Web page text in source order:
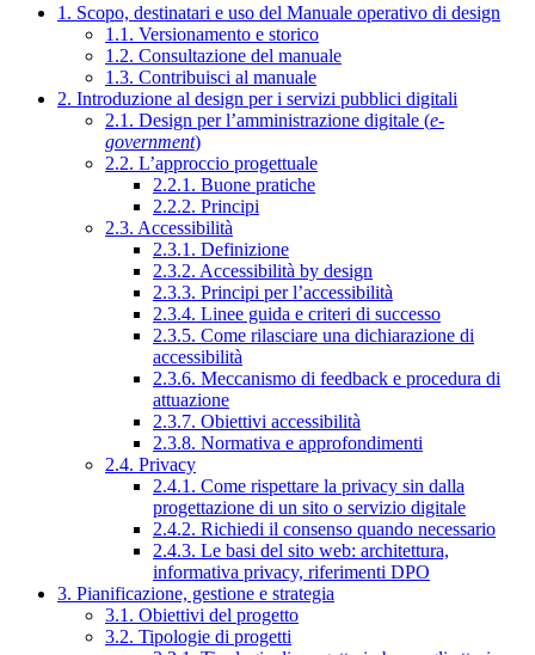
1. Scopo, destinatari e uso del Manuale operativo di design
1.1. Versionamento e storico
1.2. Consultazione del manuale
1.3. Contribuisci al manuale
2. Introduzione al design per i servizi pubblici digitali
2.1. Design per l’amministrazione digitale (e-
government)
2.2. L’approccio progettuale
2.2.1. Buone pratiche
2.2.2. Principi
2.3. Accessibilità
2.3.1. Definizione
2.3.2. Accessibilità by design
2.3.3. Principi per l’accessibilità
2.3.4. Linee guida e criteri di successo
2.3.5. Come rilasciare una dichiarazione di
accessibilità
2.3.6. Meccanismo di feedback e procedura di
attuazione
2.3.7. Obiettivi accessibilità
2.3.8. Normativa e approfondimenti
2.4. Privacy
2.4.1. Come rispettare la privacy sin dalla
progettazione di un sito o servizio digitale
2.4.2. Richiedi il consenso quando necessario
2.4.3. Le basi del sito web: architettura,
informativa privacy, riferimenti DPO
3. Pianificazione, gestione e strategia
3.1. Obiettivi del progetto
3.2. Tipologie di progetti